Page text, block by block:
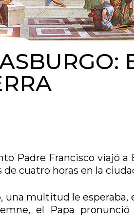
Padre Francisco viajó a
cuatro horas en la
una multitud le esperaba,
el Papa